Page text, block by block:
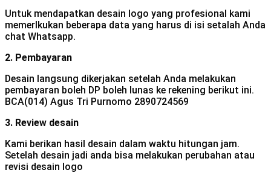
Untuk mendapatkan desain logo yang profesional kami
memerlkukan beberapa data yang harus di isi setalah Anda
chat Whatsapp.
2. Pembayaran
Desain langsung dikerjakan setelah Anda melakukan
pembayaran boleh DP boleh lunas ke rekening berikut ini.
BCA(014) Agus Tri Purnomo 2890724569
3. Review desain
Kami berikan hasil desain dalam waktu hitungan jam.
Setelah desain jadi anda bisa melakukan perubahan atau
revisi desain logo